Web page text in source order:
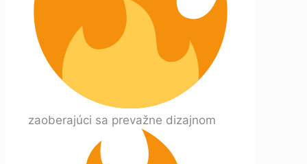
zaoberajúci sa prevažne dizajnom